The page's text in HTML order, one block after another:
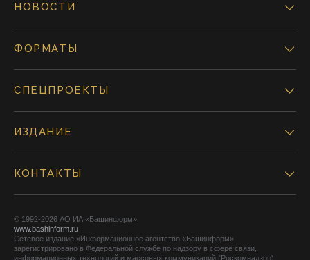
НОВОСТИ
ФОРМАТЫ
СПЕЦПРОЕКТЫ
ИЗДАНИЕ
КОНТАКТЫ
© 1992-2026 АО ИА «Башинформ».
www.bashinform.ru
Сетевое издание «Информационное агентство «Башинформ»
зарегистрировано в Федеральной службе по надзору в сфере связи,
информационных технологий и массовых коммуникаций (Роскомнадзор),